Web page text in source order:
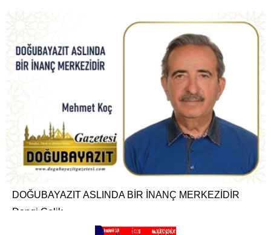
DOĞUBAYAZIT ASLINDA BİR İNANÇ MERKEZİDİR
Dengi Çelik